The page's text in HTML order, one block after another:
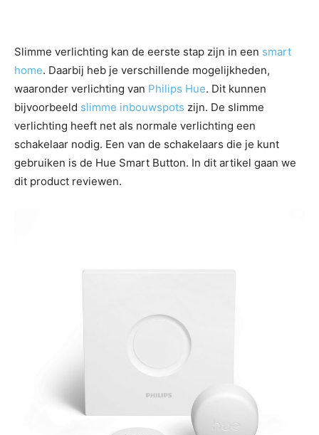
Slimme verlichting kan de eerste stap zijn in een smart
home. Daarbij heb je verschillende mogelijkheden,
waaronder verlichting van Philips Hue. Dit kunnen
bijvoorbeeld slimme inbouwspots zijn. De slimme
verlichting heeft net als normale verlichting een
schakelaar nodig. Een van de schakelaars die je kunt
gebruiken is de Hue Smart Button. In dit artikel gaan we
dit product reviewen.